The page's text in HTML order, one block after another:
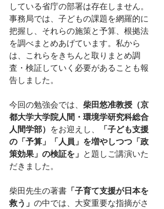
している省庁の部署は存在しません。
事務局では、子どもの課題を網羅的に
把握し、それらの施策と予算、根拠法
を調べまとめあげています。私から
は、これらをきちんと取りまとめ調
査・検証していく必要があることも報
告しました。
今回の勉強会では、 柴田悠准教授（京
都大学大学院人間・環境学研究科総合
人間学部） をお迎えし、
「子ども支援
の「予算」「人員」を増やしつつ「政
策効果」の検証を」 と題しご講演いた
だきました。
柴田先生の著書 「子育て支援が日本を
救う」 の中では、大変重要な指摘がさ